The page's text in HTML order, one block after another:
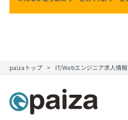
paizaトップ IT/Webエンジニア求人情報